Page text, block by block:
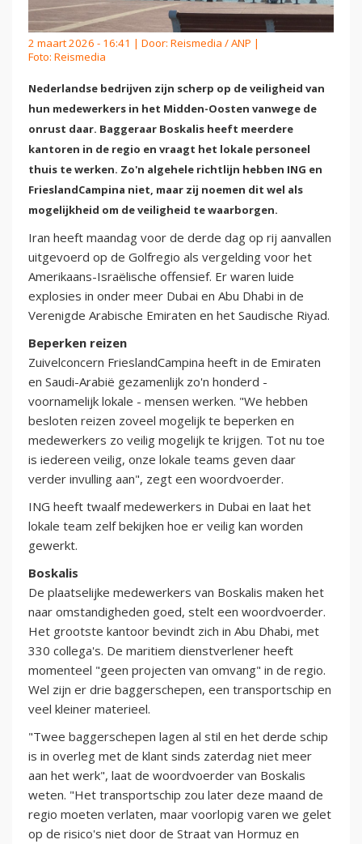
2 maart 2026 - 16:41 | Door: Reismedia / ANP |
Foto: Reismedia
Nederlandse bedrijven zijn scherp op de veiligheid van
hun medewerkers in het Midden-Oosten vanwege de
onrust daar. Baggeraar Boskalis heeft meerdere
kantoren in de regio en vraagt het lokale personeel
thuis te werken. Zo'n algehele richtlijn hebben ING en
FrieslandCampina niet, maar zij noemen dit wel als
mogelijkheid om de veiligheid te waarborgen.
Iran heeft maandag voor de derde dag op rij aanvallen
uitgevoerd op de Golfregio als vergelding voor het
Amerikaans-Israëlische offensief. Er waren luide
explosies in onder meer Dubai en Abu Dhabi in de
Verenigde Arabische Emiraten en het Saudische Riyad.
Beperken reizen
Zuivelconcern FrieslandCampina heeft in de Emiraten
en Saudi-Arabië gezamenlijk zo'n honderd -
voornamelijk lokale - mensen werken. "We hebben
besloten reizen zoveel mogelijk te beperken en
medewerkers zo veilig mogelijk te krijgen. Tot nu toe
is iedereen veilig, onze lokale teams geven daar
verder invulling aan", zegt een woordvoerder.
ING heeft twaalf medewerkers in Dubai en laat het
lokale team zelf bekijken hoe er veilig kan worden
gewerkt.
Boskalis
De plaatselijke medewerkers van Boskalis maken het
naar omstandigheden goed, stelt een woordvoerder.
Het grootste kantoor bevindt zich in Abu Dhabi, met
330 collega's. De maritiem dienstverlener heeft
momenteel "geen projecten van omvang" in de regio.
Wel zijn er drie baggerschepen, een transportschip en
veel kleiner materieel.
"Twee baggerschepen lagen al stil en het derde schip
is in overleg met de klant sinds zaterdag niet meer
aan het werk", laat de woordvoerder van Boskalis
weten. "Het transportschip zou later deze maand de
regio moeten verlaten, maar voorlopig varen we gelet
op de risico's niet door de Straat van Hormuz en